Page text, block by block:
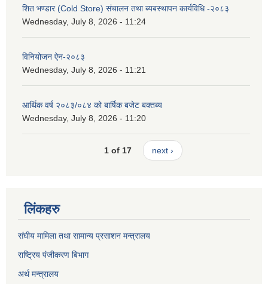
शित भण्डार (Cold Store) संचालन तथा ब्यबस्थापन कार्यविधि -२०८३
Wednesday, July 8, 2026 - 11:24
विनियोजन ऐन-२०८३
Wednesday, July 8, 2026 - 11:21
आर्थिक वर्ष २०८३/०८४ को बार्षिक बजेट बक्तब्य
Wednesday, July 8, 2026 - 11:20
1 of 17 next ›
लिंकहरु
संघीय मामिला तथा सामान्य प्रसाशन मन्त्रालय
राष्ट्रिय पंजीकरण बिभाग
अर्थ मन्त्रालय